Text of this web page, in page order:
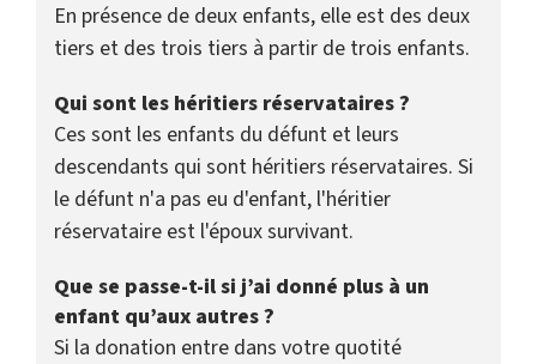
En présence de deux enfants, elle est des deux
tiers et des trois tiers à partir de trois enfants.
Qui sont les héritiers réservataires ?
Ces sont les enfants du défunt et leurs
descendants qui sont héritiers réservataires. Si
le défunt n'a pas eu d'enfant, l'héritier
réservataire est l'époux survivant.
Que se passe-t-il si j’ai donné plus à un
enfant qu’aux autres ?
Si la donation entre dans votre quotité